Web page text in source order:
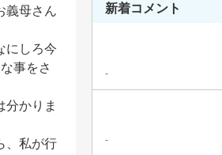
義母さん
にしろ今
事をさ
分かりま
、私が行
新着コメント
-
-